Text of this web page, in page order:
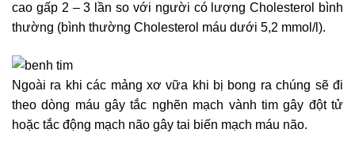
cao gấp 2 – 3 lần so với người có lượng Cholesterol bình
thường (bình thường Cholesterol máu dưới 5,2 mmol/l).
Ngoài ra khi các mảng xơ vữa khi bị bong ra chúng sẽ đi
theo dòng máu gây tắc nghẽn mạch vành tim gây đột tử
hoặc tắc động mạch não gây tai biến mạch máu não.